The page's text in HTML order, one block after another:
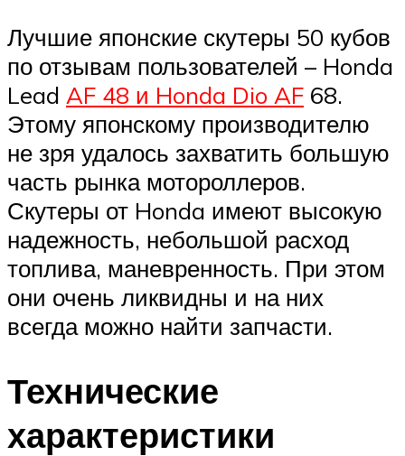
Лучшие японские скутеры 50 кубов
по отзывам пользователей – Honda
Lead AF 48 и Honda Dio AF 68.
Этому японскому производителю
не зря удалось захватить большую
часть рынка мотороллеров.
Скутеры от Honda имеют высокую
надежность, небольшой расход
топлива, маневренность. При этом
они очень ликвидны и на них
всегда можно найти запчасти.
Технические
характеристики